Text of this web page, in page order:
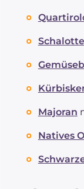
Schalotte
Majoran
Natives